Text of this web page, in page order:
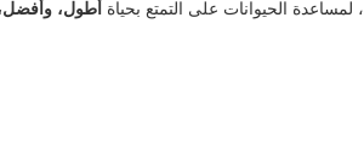
، لمساعدة الحيوانات على التمتع بحياة أطول،